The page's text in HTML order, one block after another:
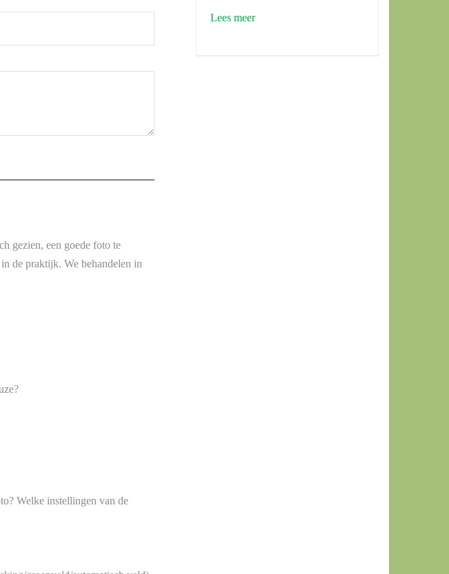
gezien, een goede foto te
de praktijk. We behandelen in
Welke instellingen van de
Lees meer